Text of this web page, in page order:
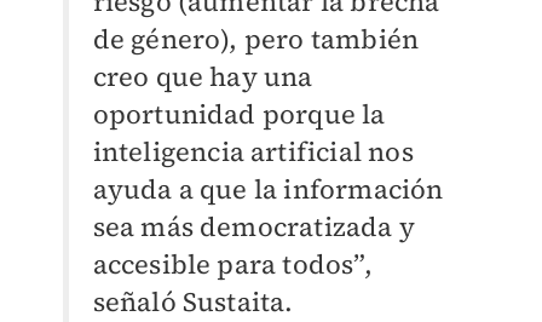
de género), pero también
creo que hay una
oportunidad porque la
inteligencia artificial nos
ayuda a que la información
sea más democratizada y
accesible para todos”,
señaló Sustaita.